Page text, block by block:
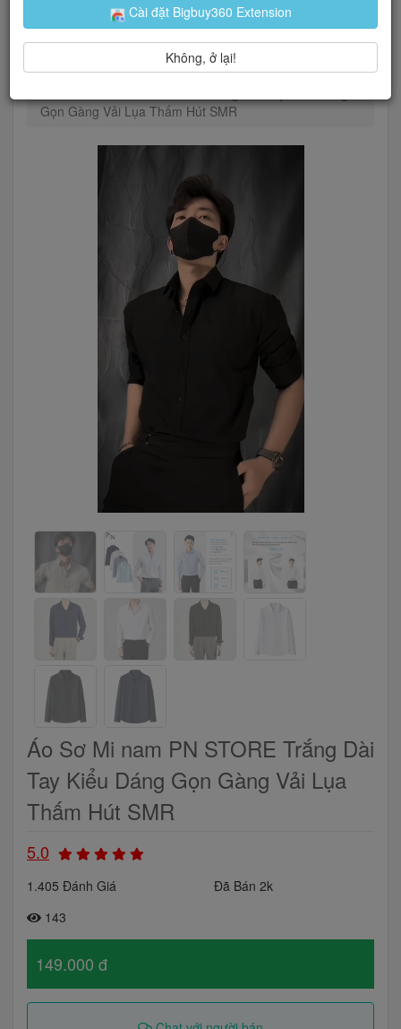
Trang chủ Thời Trang Nam Áo
Áo sơ mi
Gọn Gàng Vải Lụa Thấm Hút SMR
Áo Sơ Mi nam PN STORE Trắng Dài
Tay Kiểu Dáng Gọn Gàng Vải Lụa
Thấm Hút SMR
5.0
1.405 Đánh Giá
Đã Bán 2k
143
149.000 đ
Cài đặt Bigbuy360 Extension
Không, ở lại!